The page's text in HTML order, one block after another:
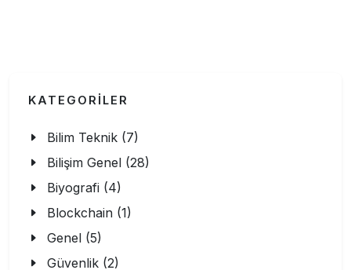
KATEGORİLER
Bilim Teknik (7)
Bilişim Genel (28)
Biyografi (4)
Blockchain (1)
Genel (5)
Güvenlik (2)